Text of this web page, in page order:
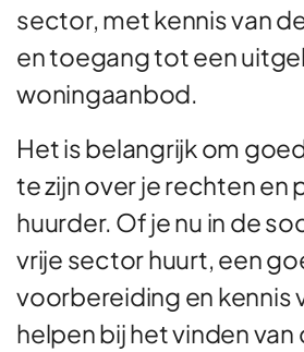
sector, met kennis van
en toegang tot een
woningaanbod.
Het is belangrijk om
te zijn over je rechten en
huurder. Of je nu in de
vrije sector huurt, een
voorbereiding en kennis
helpen bij het vinden van